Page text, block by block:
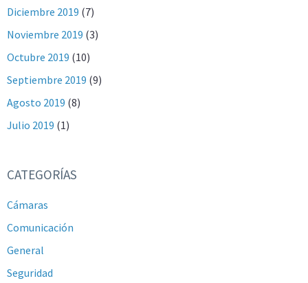
Diciembre 2019 (7)
Noviembre 2019 (3)
Octubre 2019 (10)
Septiembre 2019 (9)
Agosto 2019 (8)
Julio 2019 (1)
CATEGORÍAS
Cámaras
Comunicación
General
Seguridad